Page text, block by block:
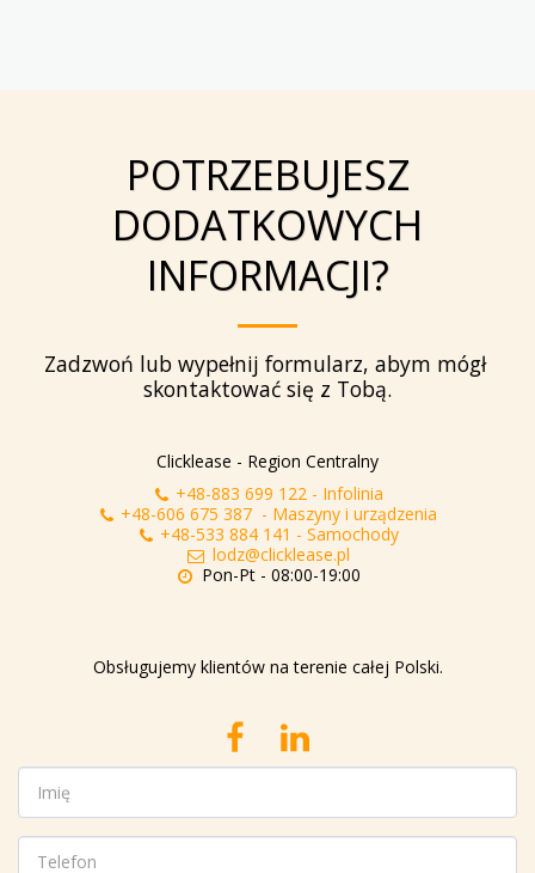
POTRZEBUJESZ
DODATKOWYCH
INFORMACJI?
Zadzwoń lub wypełnij formularz, abym mógł
skontaktować się z Tobą.
Clicklease - Region Centralny
+48-883 699 122- Infolinia
+48-606 675 387 - Maszyny i urządzenia
+48-533 884 141 - Samochody
lodz@clicklease.pl
Pon-Pt - 08:00-19:00
Obsługujemy klientów na terenie całej Polski.